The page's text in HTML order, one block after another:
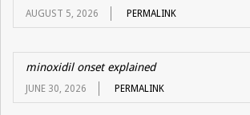
AUGUST 5, 2026 PERMALINK
minoxidil onset explained
JUNE 30, 2026 PERMALINK